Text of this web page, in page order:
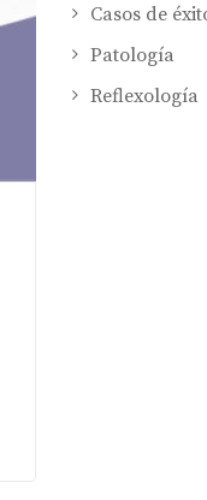
Casos de
Patología
Reflexología